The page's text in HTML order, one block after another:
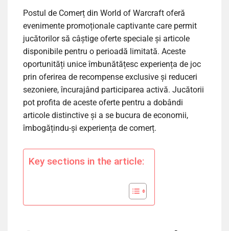
Postul de Comerț din World of Warcraft oferă
evenimente promoționale captivante care permit
jucătorilor să câștige oferte speciale și articole
disponibile pentru o perioadă limitată. Aceste
oportunități unice îmbunătățesc experiența de joc
prin oferirea de recompense exclusive și reduceri
sezoniere, încurajând participarea activă. Jucătorii
pot profita de aceste oferte pentru a dobândi
articole distinctive și a se bucura de economii,
îmbogățindu-și experiența de comerț.
Key sections in the article: